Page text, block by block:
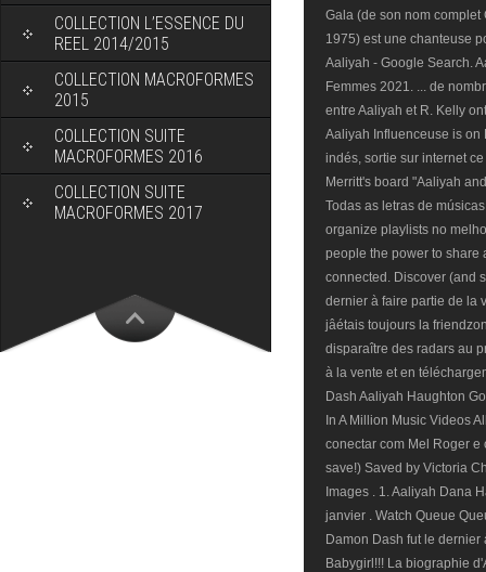
COLLECTION L’ESSENCE DU
REEL 2014/2015
COLLECTION MACROFORMES
2015
COLLECTION SUITE
MACROFORMES 2016
COLLECTION SUITE
MACROFORMES 2017
Gala (de son nom
1975) est une chanteuse
Aaliyah - Google Search.
Femmes 2021. ... de
entre Aaliyah et R. Kelly
Aaliyah Influenceuse is on
indés, sortie sur internet
Merritt's board "Aaliyah
Todas as letras de
organize playlists no
people the power to share
connected. Discover (and
dernier à faire partie de la
jâétais toujours la
disparaître des radars au
à la vente et en
Dash Aaliyah Haughton
In A Million Music Videos
conectar com Mel Roger
save!) Saved by Victoria
Images . 1. Aaliyah Dana
janvier . Watch Queue
Damon Dash fut le
Babygirl!!! La biographie